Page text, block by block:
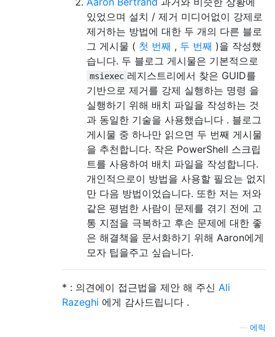
있었으며 설치 / 제거 미디어없이 강제로
제거하는 방법에 대한 두 개의 다른 블로
그 게시물 ( 첫 번째 , 두 번째 )을 작성했
습니다. 두 블로그 게시물은 기본적으로
msiexec 레지스트리에서 찾은 GUID를
기반으로 제거를 강제 실행하는 명령 을
실행하기 위해 배치 파일을 작성하는 것
과 동일한 기술을 사용했습니다 . 블로그
게시물 중 하나만 읽으면 두 번째 게시물
을 추천합니다. 작은 PowerShell 스크립
트를 사용하여 배치 파일을 작성합니다.
개인적으로이 방법을 사용할 필요는 없지
만 다음 방법이었습니다. 또한 저는 저와
같은 평범한 사람이 문제를 겪기 전에 고
통 지점을 극복하고 후손 문제에 대한 좋
은 해결책을 문서화하기 위해 Aaron에게
모자 팁을주고 싶습니다.
* : 의견에이 접근법을 제안 해 주신 Ali
Razeghi 에게 감사드립니다 .
에릭